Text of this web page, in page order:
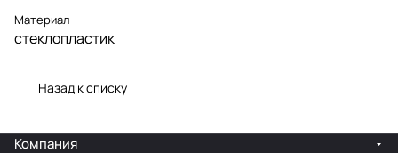
Материал
стеклопластик
Назад к списку
Компания